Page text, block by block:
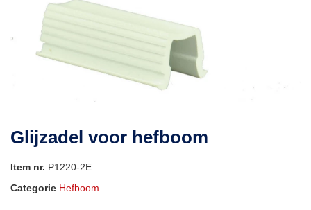
Glijzadel voor hefboom
Item nr. P1220-2E
Categorie Hefboom